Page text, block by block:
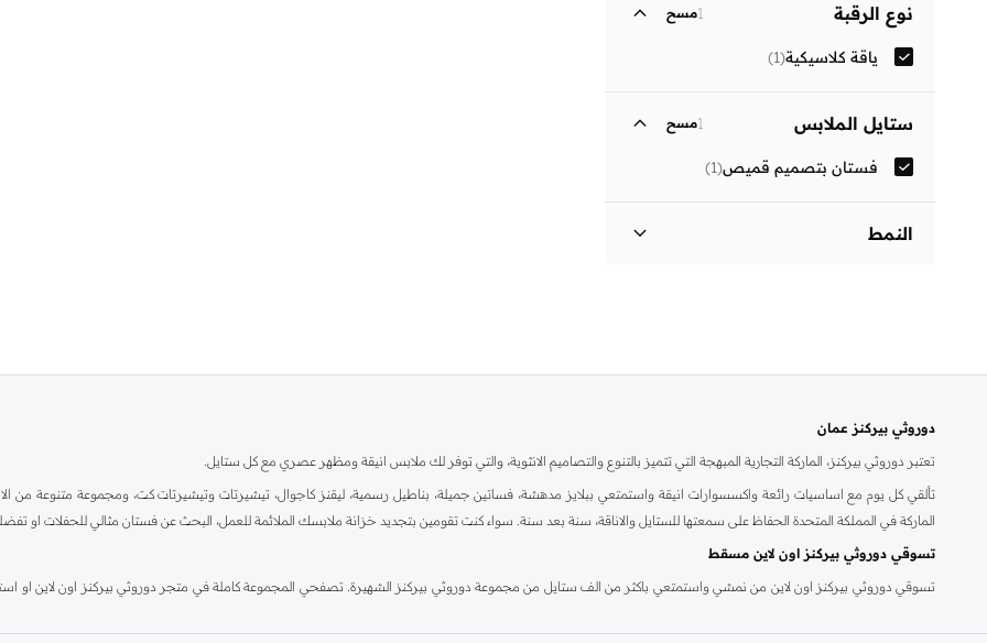
نوع الرقبة 1مسح
ياقة كلاسيكية(
1
)
ستايل الملابس 1مسح
فستان بتصميم قميص(
1
)
النمط
دوروثي بيركنز عمان
تعتبر دوروثي بيركنز، الماركة التجارية المبهجة التي تتميز بالتنوع والتصاميم الانثوية، والتي توفر لك ملابس انيقة ومظهر عصري مع كل ستايل.
تألقي كل يوم مع اساسيات رائعة واكسسوارات انيقة واستمتعي ببلايز مدهشة، فساتين جميلة، بناطيل رسمية، ليقنز كاجوال، تيشيرتات وتيشيرتات كت، ومجموعة متنوعة من
الماركة في المملكة المتحدة الحفاظ على سمعتها للستايل والاناقة، سنة بعد سنة. سواء كنت تقومين بتجديد خزانة ملابسك الملائمة للعمل، البحث عن فستان مثالي للحفلات او
تسوقي دوروثي بيركنز اون لاين مسقط
تسوقي دوروثي بيركنز اون لاين من نمشي واستمتعي باكثر من الف ستايل من مجموعة دوروثي بيركنز الشهيرة. تصفحي المجموعة كاملة في متجر دوروثي بيركنز اون لاين او